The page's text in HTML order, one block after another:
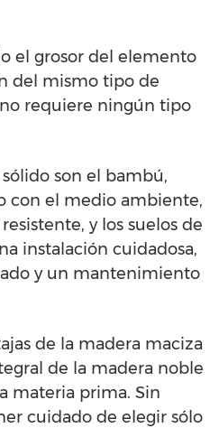
el grosor del elemento
del mismo tipo de
requiere ningún tipo
son el bambú,
con el medio ambiente,
y los suelos de
instalación cuidadosa,
y un mantenimiento
de la madera maciza
de la madera noble
materia prima. Sin
cuidado de elegir sólo